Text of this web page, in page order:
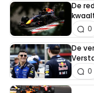
De
0
De
0